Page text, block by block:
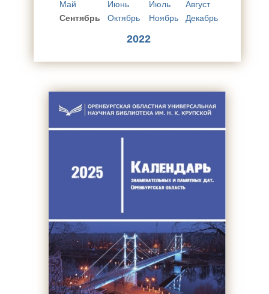
Май
Июнь Июль
Август
Сентябрь
Октябрь Ноябрь Декабрь
2022